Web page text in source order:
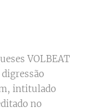
VOLBEAT
intitulado
no